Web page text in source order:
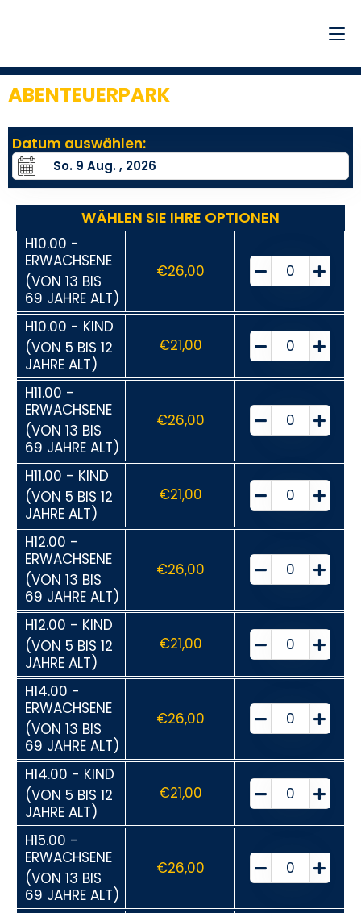
ABENTEUERPARK
Datum auswählen:
WÄHLEN SIE IHRE OPTIONEN
H10.00 -
ERWACHSENE
(VON 13 BIS
69 JAHRE ALT)
€26,00
H10.00 - KIND
(VON 5 BIS 12
JAHRE ALT)
€21,00
H11.00 -
ERWACHSENE
(VON 13 BIS
69 JAHRE ALT)
€26,00
H11.00 - KIND
(VON 5 BIS 12
JAHRE ALT)
€21,00
H12.00 -
ERWACHSENE
(VON 13 BIS
69 JAHRE ALT)
€26,00
H12.00 - KIND
(VON 5 BIS 12
JAHRE ALT)
€21,00
H14.00 -
ERWACHSENE
(VON 13 BIS
69 JAHRE ALT)
€26,00
H14.00 - KIND
(VON 5 BIS 12
JAHRE ALT)
€21,00
H15.00 -
ERWACHSENE
(VON 13 BIS
69 JAHRE ALT)
€26,00